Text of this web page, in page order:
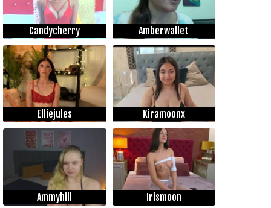
Candycherry Amberwallet
Elliejules Kiramoonx
Ammyhill Irismoon